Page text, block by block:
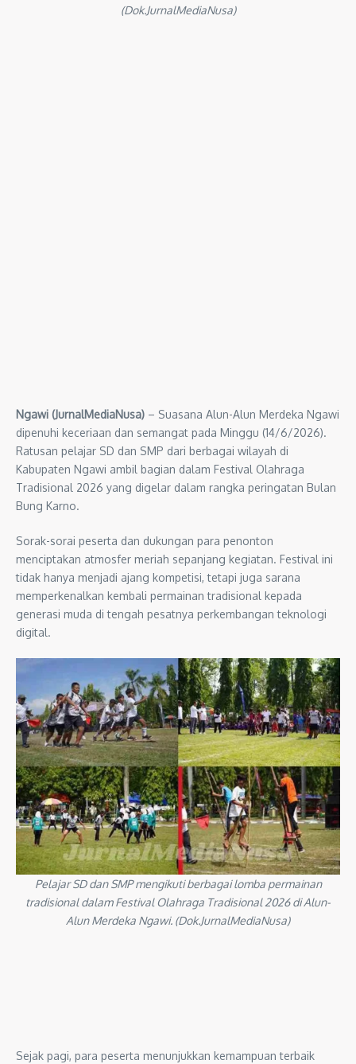
(Dok.JurnalMediaNusa)
Ngawi (JurnalMediaNusa) – Suasana Alun-Alun Merdeka Ngawi
dipenuhi keceriaan dan semangat pada Minggu (14/6/2026).
Ratusan pelajar SD dan SMP dari berbagai wilayah di
Kabupaten Ngawi ambil bagian dalam Festival Olahraga
Tradisional 2026 yang digelar dalam rangka peringatan Bulan
Bung Karno.
Sorak-sorai peserta dan dukungan para penonton
menciptakan atmosfer meriah sepanjang kegiatan. Festival ini
tidak hanya menjadi ajang kompetisi, tetapi juga sarana
memperkenalkan kembali permainan tradisional kepada
generasi muda di tengah pesatnya perkembangan teknologi
digital.
Pelajar SD dan SMP mengikuti berbagai lomba permainan
tradisional dalam Festival Olahraga Tradisional 2026 di Alun-
Alun Merdeka Ngawi. (Dok.JurnalMediaNusa)
Sejak pagi, para peserta menunjukkan kemampuan terbaik